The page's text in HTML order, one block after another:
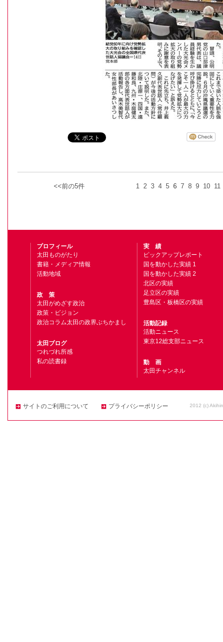
<<前の5件 1 2 3 4 5 6 7 8 9 10 11
プロフィール
太田ものがたり
書籍・メディア情報
活動地域
政 策
太田がめざす政治
政策・ビジョン
政治コラム太田の政界ぶちかまし
太田ブログ
つれづれ所感
私の読書録
実 績
ピックアップレポート
国を動かした実績 1
国を動かした実績 2
北区の実績
足立区の実績
豊島区・板橋区の実績
活動記録
活動ニュース
東京12総支部ニュース
動 画
太田チャンネル
サイトのご利用について プライバシーポリシー 2012 (c)